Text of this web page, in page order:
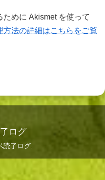
めに Akismet を使って
方法の詳細はこちらをご覧
ログ
了ログ.